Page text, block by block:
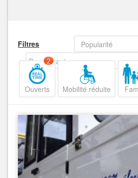
Filtres
Popularité
Decroissant
Ouverts
2
Mobilité réduite